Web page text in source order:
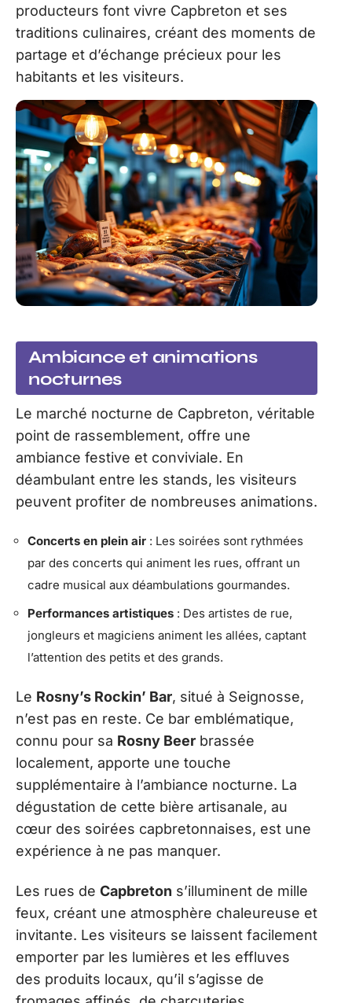
producteurs font vivre Capbreton et ses
traditions culinaires, créant des moments de
partage et d’échange précieux pour les
habitants et les visiteurs.
Ambiance et animations
nocturnes
Le marché nocturne de Capbreton, véritable
point de rassemblement, offre une
ambiance festive et conviviale. En
déambulant entre les stands, les visiteurs
peuvent profiter de nombreuses animations.
Concerts en plein air : Les soirées sont rythmées
par des concerts qui animent les rues, offrant un
cadre musical aux déambulations gourmandes.
Performances artistiques : Des artistes de rue,
jongleurs et magiciens animent les allées, captant
l’attention des petits et des grands.
Le Rosny’s Rockin’ Bar, situé à Seignosse,
n’est pas en reste. Ce bar emblématique,
connu pour sa Rosny Beer brassée
localement, apporte une touche
supplémentaire à l’ambiance nocturne. La
dégustation de cette bière artisanale, au
cœur des soirées capbretonnaises, est une
expérience à ne pas manquer.
Les rues de Capbreton s’illuminent de mille
feux, créant une atmosphère chaleureuse et
invitante. Les visiteurs se laissent facilement
emporter par les lumières et les effluves
des produits locaux, qu’il s’agisse de